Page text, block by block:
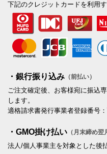
下記のクレジットカードを利用
・銀行振り込み （前払い）
ご注文確定後、お客様宛に振込
します。
適格請求書発行事業者登録番号
・GMO掛け払い （月末締め翌
法人/個人事業主を対象とした後